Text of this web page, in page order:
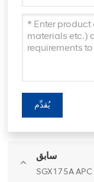
يُقدِّم
سابق